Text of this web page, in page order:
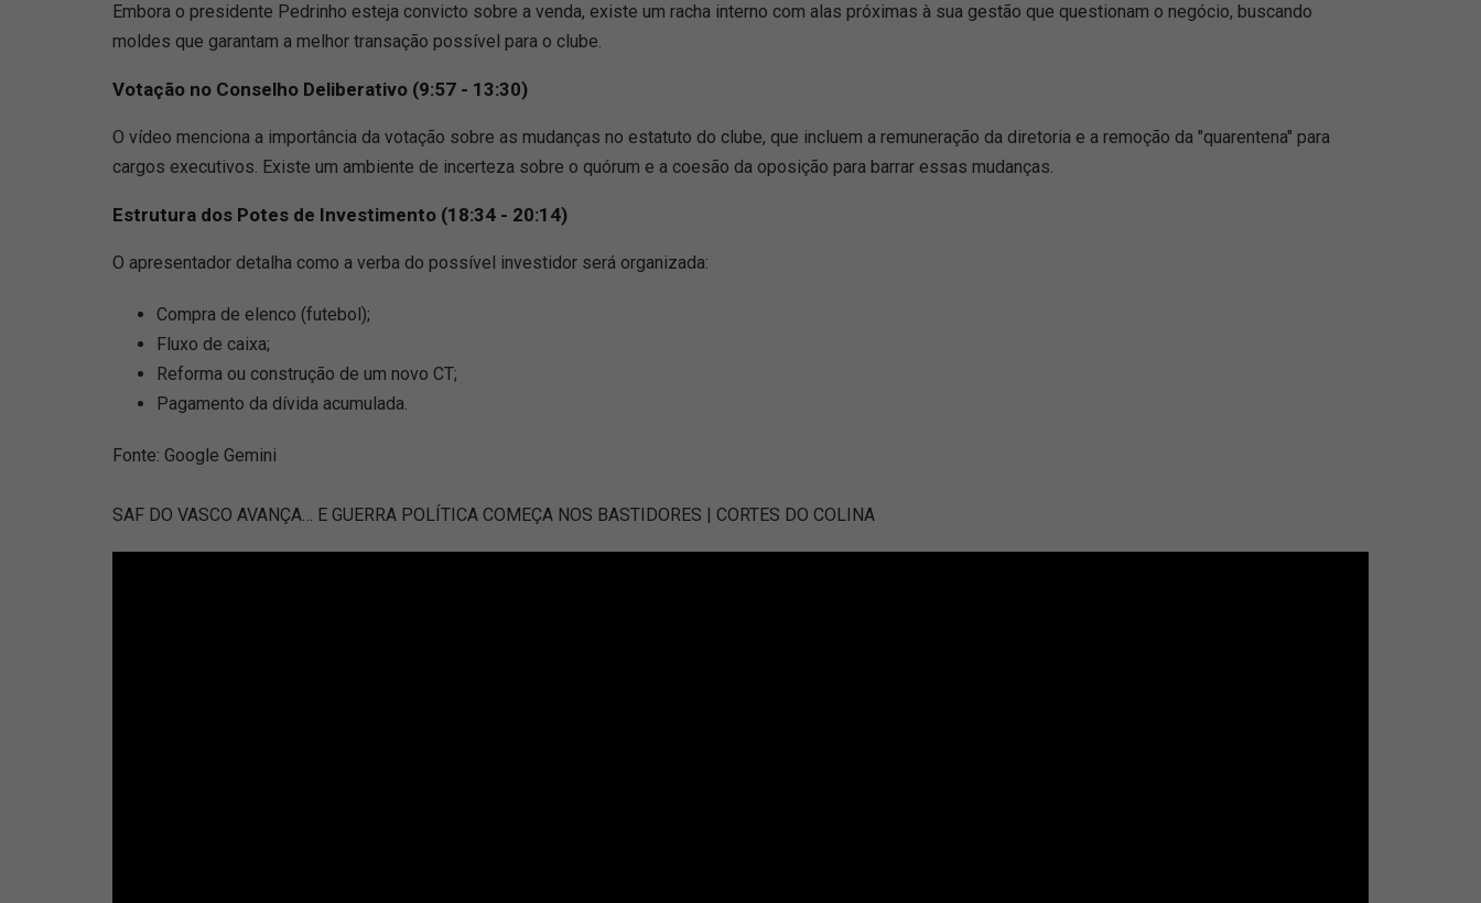
Embora o presidente Pedrinho esteja convicto sobre a venda, existe um racha interno com alas próximas à sua gestão que questionam o negócio, buscando
moldes que garantam a melhor transação possível para o clube.
Votação no Conselho Deliberativo (9:57 - 13:30)
O vídeo menciona a importância da votação sobre as mudanças no estatuto do clube, que incluem a remuneração da diretoria e a remoção da "quarentena" para
cargos executivos. Existe um ambiente de incerteza sobre o quórum e a coesão da oposição para barrar essas mudanças.
Estrutura dos Potes de Investimento (18:34 - 20:14)
O apresentador detalha como a verba do possível investidor será organizada:
Compra de elenco (futebol);
Fluxo de caixa;
Reforma ou construção de um novo CT;
Pagamento da dívida acumulada.
Fonte: Google Gemini
SAF DO VASCO AVANÇA… E GUERRA POLÍTICA COMEÇA NOS BASTIDORES | CORTES DO COLINA